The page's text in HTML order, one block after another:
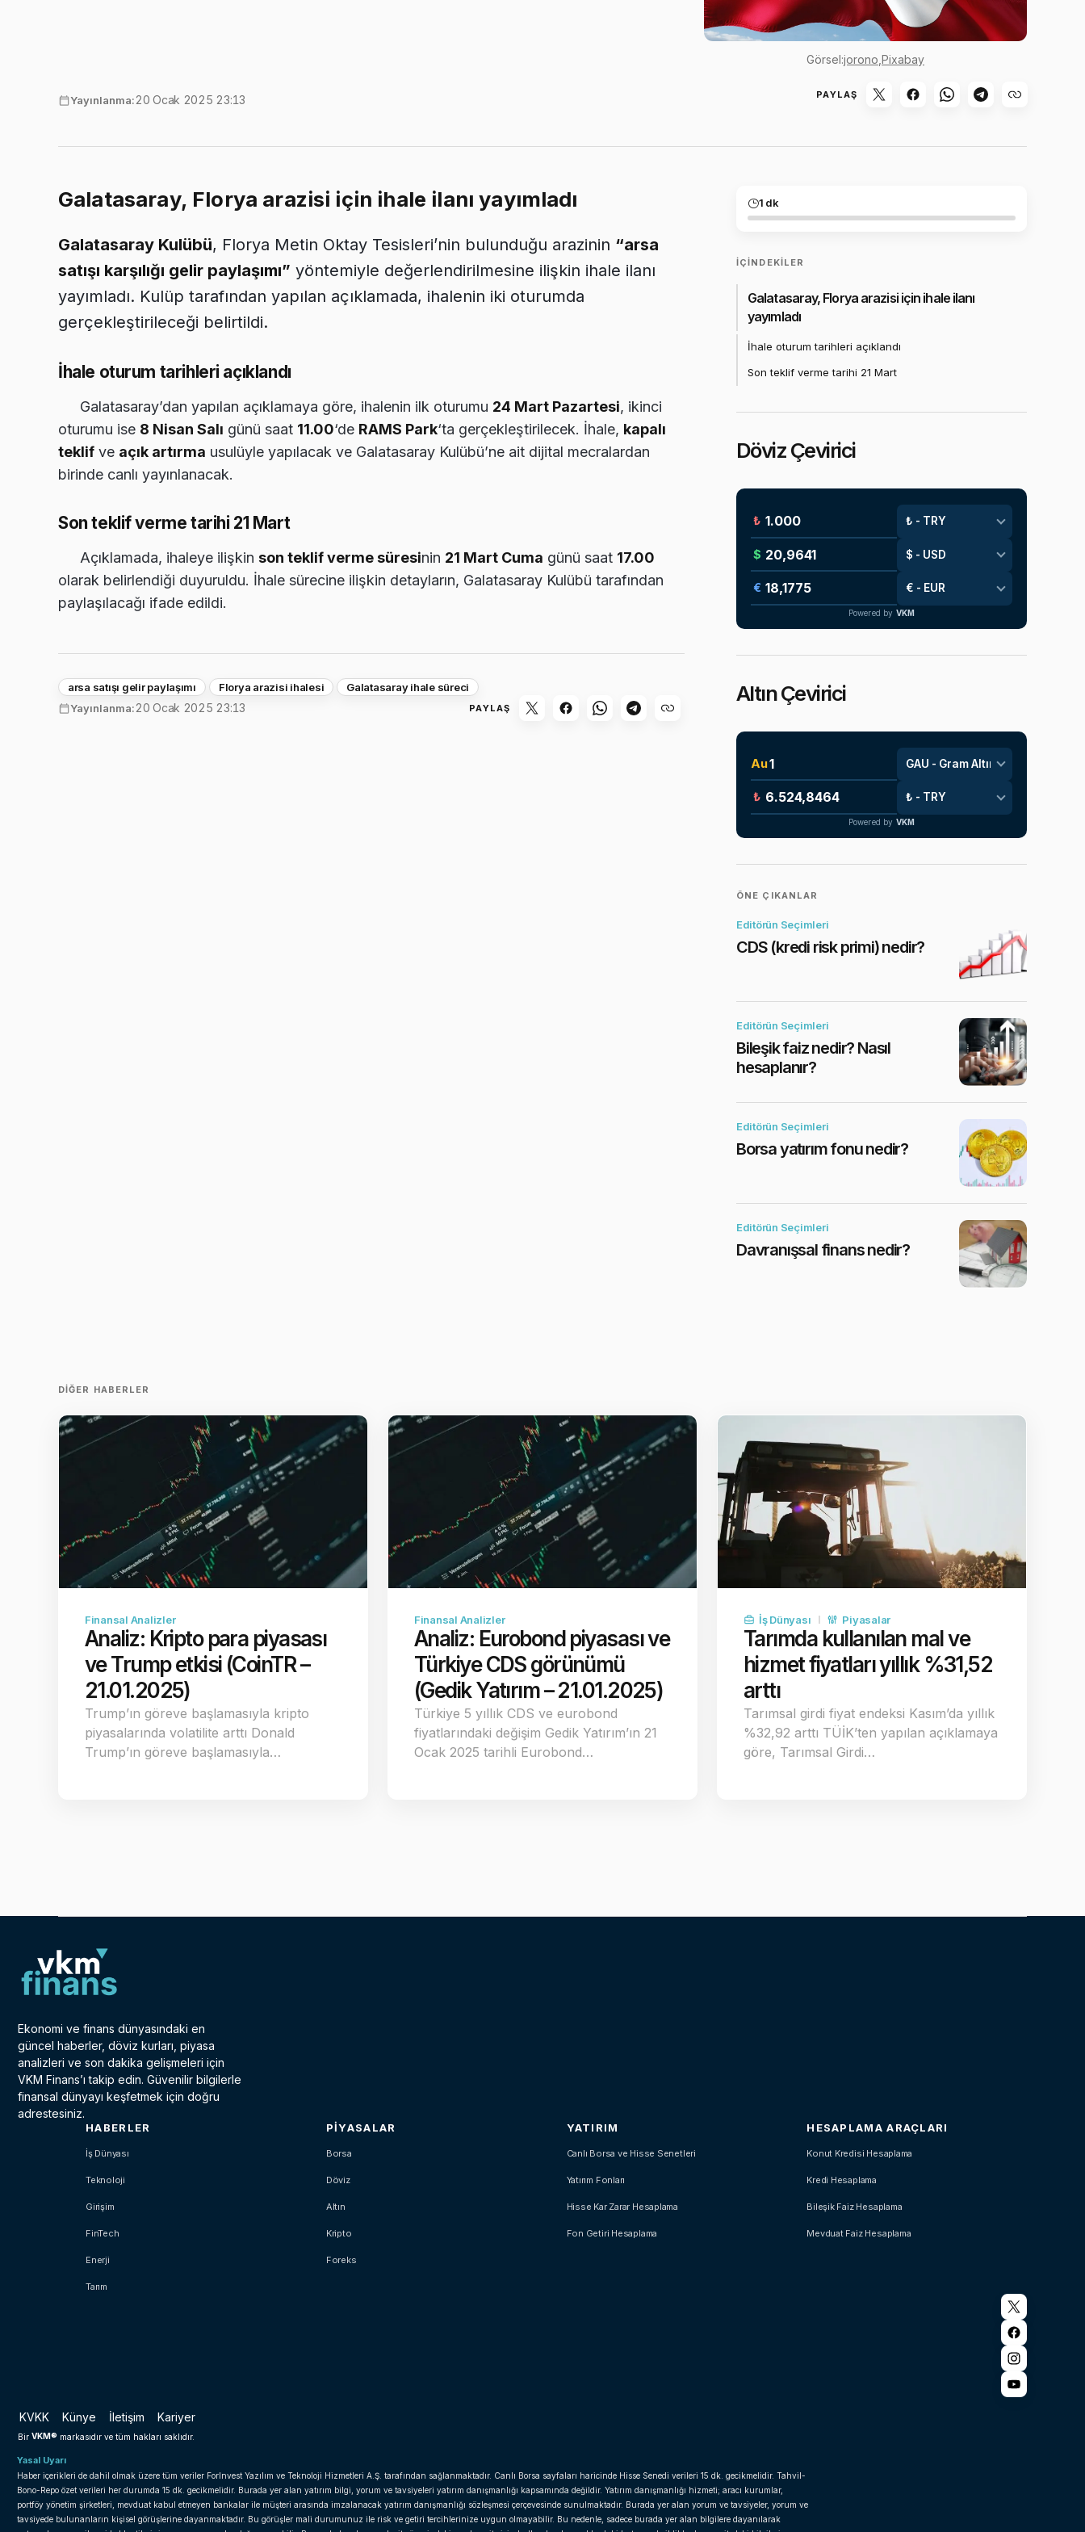
Görsel:jorono,Pixabay
Yayınlanma:20 Ocak 2025 23:13 PAYLAŞ
Galatasaray, Florya arazisi için ihale ilanı yayımladı
Galatasaray Kulübü, Florya Metin Oktay Tesisleri’nin bulunduğu arazinin “arsa
satışı karşılığı gelir paylaşımı” yöntemiyle değerlendirilmesine ilişkin ihale ilanı
yayımladı. Kulüp tarafından yapılan açıklamada, ihalenin iki oturumda
gerçekleştirileceği belirtildi.
İhale oturum tarihleri açıklandı
Galatasaray’dan yapılan açıklamaya göre, ihalenin ilk oturumu 24 Mart Pazartesi, ikinci
oturumu ise 8 Nisan Salı günü saat 11.00‘de RAMS Park‘ta gerçekleştirilecek. İhale, kapalı
teklif ve açık artırma usulüyle yapılacak ve Galatasaray Kulübü’ne ait dijital mecralardan
birinde canlı yayınlanacak.
Son teklif verme tarihi 21 Mart
Açıklamada, ihaleye ilişkin son teklif verme süresinin 21 Mart Cuma günü saat 17.00
olarak belirlendiği duyuruldu. İhale sürecine ilişkin detayların, Galatasaray Kulübü tarafından
paylaşılacağı ifade edildi.
arsa satışı gelir paylaşımı Florya arazisi ihalesi
Galatasaray ihale süreci
Yayınlanma:20 Ocak 2025 23:13 PAYLAŞ
1 dk
İÇINDEKILER
Galatasaray, Florya arazisi için ihale ilanı
yayımladı
İhale oturum tarihleri açıklandı
Son teklif verme tarihi 21 Mart
Döviz Çevirici
₺
$
€
Powered by VKM
Altın Çevirici
Au
₺
Powered by VKM
ÖNE ÇIKANLAR
Editörün Seçimleri
CDS (kredi risk primi) nedir?
Editörün Seçimleri
Bileşik faiz nedir? Nasıl
hesaplanır?
Editörün Seçimleri
Borsa yatırım fonu nedir?
Editörün Seçimleri
Davranışsal finans nedir?
DIĞER HABERLER
Finansal Analizler
Analiz: Kripto para piyasası
ve Trump etkisi (CoinTR –
21.01.2025)
Trump’ın göreve başlamasıyla kripto
piyasalarında volatilite arttı Donald
Trump’ın göreve başlamasıyla…
Finansal Analizler
Analiz: Eurobond piyasası ve
Türkiye CDS görünümü
(Gedik Yatırım – 21.01.2025)
Türkiye 5 yıllık CDS ve eurobond
fiyatlarındaki değişim Gedik Yatırım’ın 21
Ocak 2025 tarihli Eurobond…
İş Dünyası Piyasalar
Tarımda kullanılan mal ve
hizmet fiyatları yıllık %31,52
arttı
Tarımsal girdi fiyat endeksi Kasım’da yıllık
%32,92 arttı TÜİK’ten yapılan açıklamaya
göre, Tarımsal Girdi…
Ekonomi ve finans dünyasındaki en
güncel haberler, döviz kurları, piyasa
analizleri ve son dakika gelişmeleri için
VKM Finans’ı takip edin. Güvenilir bilgilerle
finansal dünyayı keşfetmek için doğru
adrestesiniz.
HABERLER
İş Dünyası
Teknoloji
Girişim
FinTech
Enerji
Tarım
PIYASALAR
Borsa
Döviz
Altın
Kripto
Foreks
YATIRIM
Canlı Borsa ve Hisse Senetleri
Yatırım Fonları
Hisse Kar Zarar Hesaplama
Fon Getiri Hesaplama
HESAPLAMA ARAÇLARI
Konut Kredisi Hesaplama
Kredi Hesaplama
Bileşik Faiz Hesaplama
Mevduat Faiz Hesaplama
KVKK Künye İletişim Kariyer
Bir VKM® markasıdır ve tüm hakları saklıdır.
Yasal Uyarı
Haber içerikleri de dahil olmak üzere tüm veriler ForInvest Yazılım ve Teknoloji Hizmetleri A.Ş. tarafından sağlanmaktadır. Canlı Borsa sayfaları haricinde Hisse Senedi verileri 15 dk. gecikmelidir. Tahvil-
Bono-Repo özet verileri her durumda 15 dk. gecikmelidir. Burada yer alan yatırım bilgi, yorum ve tavsiyeleri yatırım danışmanlığı kapsamında değildir. Yatırım danışmanlığı hizmeti; aracı kurumlar,
portföy yönetim şirketleri, mevduat kabul etmeyen bankalar ile müşteri arasında imzalanacak yatırım danışmanlığı sözleşmesi çerçevesinde sunulmaktadır. Burada yer alan yorum ve tavsiyeler, yorum ve
tavsiyede bulunanların kişisel görüşlerine dayanmaktadır. Bu görüşler mali durumunuz ile risk ve getiri tercihlerinize uygun olmayabilir. Bu nedenle, sadece burada yer alan bilgilere dayanılarak